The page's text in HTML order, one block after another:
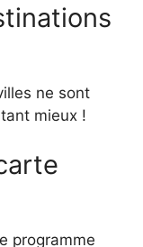
ne sont
mieux !
programme